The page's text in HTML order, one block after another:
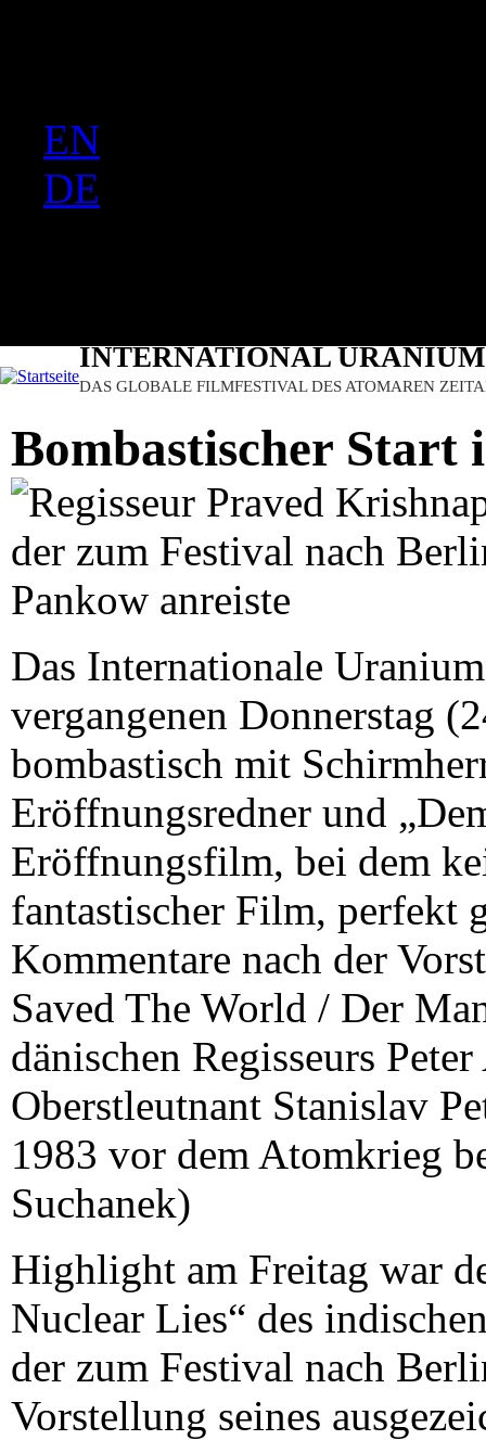
EN
DE
INTERNATIONAL
DAS GLOBALE FILMFESTIVAL DES ATOMAREN
Bombastischer Start
Das Internationale
vergangenen Donnerstag
bombastisch mit
Eröffnungsredner und
Eröffnungsfilm, bei dem
fantastischer Film, perfekt
Kommentare nach der
Saved The World / Der
dänischen Regisseurs
Oberstleutnant Stanislav
1983 vor dem Atomkrieg
Suchanek)
Highlight am Freitag war
Nuclear Lies“ des
der zum Festival nach
Vorstellung seines